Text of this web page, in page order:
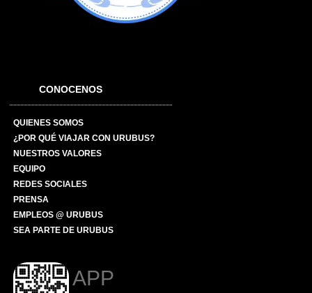
CONOCENOS
QUIENES SOMOS
¿POR QUÉ VIAJAR CON URUBUS?
NUESTROS VALORES
EQUIPO
REDES SOCIALES
PRENSA
EMPLEOS @ URUBUS
SEA PARTE DE URUBUS
APP